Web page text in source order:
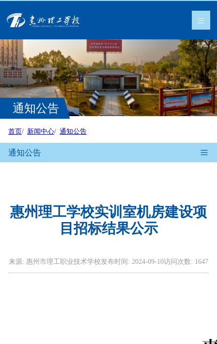
通知公告
首页 新闻中心 通知公告
通知公告
惠州理工学校实训室机房建设项
目招标结果公示
来源: 惠州市理工职业技术学校发布时间: 2024-09-10访问次数: 1647